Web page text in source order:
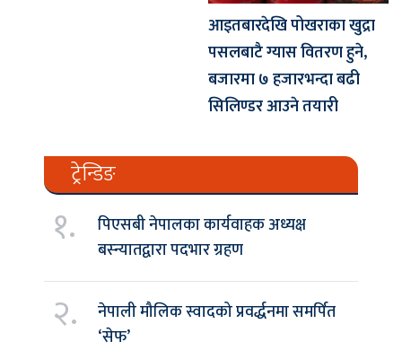
आइतबारदेखि पोखराका खुद्रा
पसलबाटै ग्यास वितरण हुने,
बजारमा ७ हजारभन्दा बढी
सिलिण्डर आउने तयारी
ट्रेन्डिङ
१.
पिएसबी नेपालका कार्यवाहक अध्यक्ष
बस्न्यातद्वारा पदभार ग्रहण
२.
नेपाली मौलिक स्वादको प्रवर्द्धनमा समर्पित
‘सेफ’